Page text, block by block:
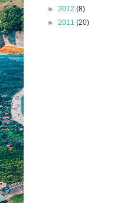
► 2012 (8)
► 2011 (20)